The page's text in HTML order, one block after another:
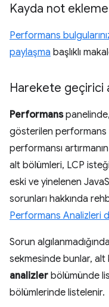
Kayda not
Performans
paylaşma başlıklı
Harekete geçirici
Performanspanelinde,
gösterilen performans
performansı
alt bölümleri, LCP
eski ve yinelenen
sorunları hakkında
Performans Analizleri
Sorun
sekmesinde bunlar, alt
analizler bölümünde
bölümlerinde listelenir.